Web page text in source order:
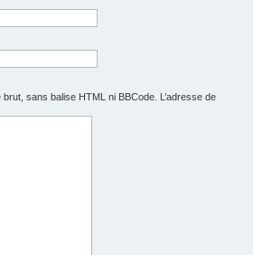
sans balise HTML ni BBCode. L’adresse de